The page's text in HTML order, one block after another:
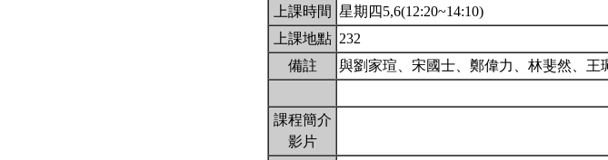
上課時間 星期四5,6(12:20~14:10)
上課地點 232
備註
與劉家瑄、宋國士、鄭偉力、林斐然、
課程簡介
影片